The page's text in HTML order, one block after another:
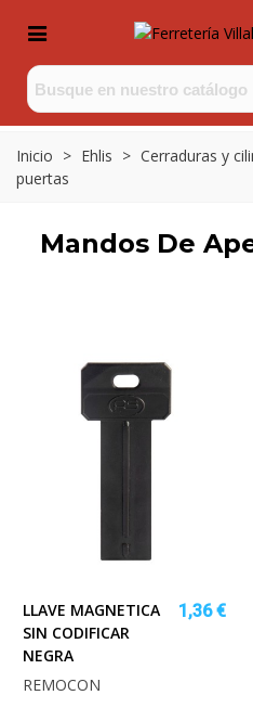
Inicio > Ehlis > Cerraduras y
puertas
Mandos De
LLAVE MAGNETICA
SIN CODIFICAR
NEGRA
1,36 €
REMOCON